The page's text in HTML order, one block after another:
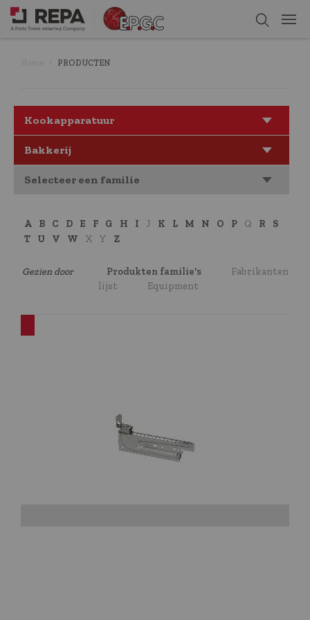
PRODUCTEN
Kookapparatuur
Bakkerij
Selecteer een familie
A B C D E F G H I J K L M N O P Q R
S
T
U V W X Y Z
Gezien door Produkten familie's
Fabrikanten
lijst
Equipment